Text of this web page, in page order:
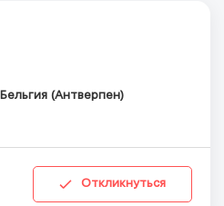
Бельгия (Антверпен)
Откликнуться